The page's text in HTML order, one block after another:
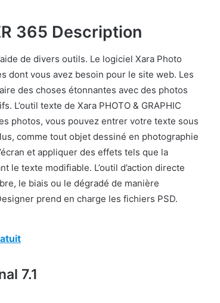
365 Description
de divers outils. Le logiciel Xara Photo
dont vous avez besoin pour le site web. Les
des choses étonnantes avec des photos
texte de Xara PHOTO & GRAPHIC
photos, vous pouvez entrer votre texte sous
comme tout objet dessiné en photographie
et appliquer des effets tels que la
le texte modifiable. L’outil d’action directe
le biais ou le dégradé de manière
prend en charge les fichiers PSD.
7.1